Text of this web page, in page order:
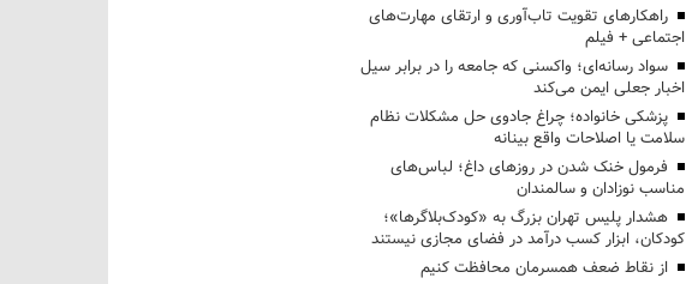
راهکارهای تقویت تاب‌آوری و ارتقای مهارت‌های
اجتماعی + فیلم
سواد رسانه‌ای؛ واکسنی که جامعه را در برابر سیل
اخبار جعلی ایمن می‌کند
پزشکی خانواده؛ چراغ جادوی حل مشکلات نظام
سلامت یا اصلاحات واقع بینانه
فرمول خنک شدن در روزهای داغ؛ لباس‌های
مناسب نوزادان و سالمندان
هشدار پلیس تهران بزرگ به «کودک‌بلاگرها»؛
کودکان، ابزار کسب درآمد در فضای مجازی نیستند
از نقاط ضعف همسرمان محافظت کنیم